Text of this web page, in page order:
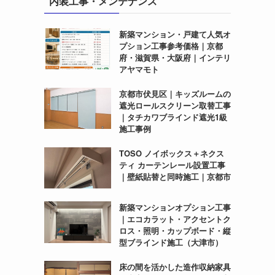
新築マンション・戸建て人気オ
プション工事参考価格｜京都
府・滋賀県・大阪府｜インテリ
アヤマモト
京都市伏見区｜キッズルームの
遮光ロールスクリーン取替工事
｜タチカワブラインド遮光1級
施工事例
TOSO ノイボックス＋ネクス
ティ カーテンレール設置工事
｜壁紙貼替と同時施工｜京都市
新築マンションオプション工事
｜エコカラット・アクセントク
ロス・照明・カップボード・縦
型ブラインド施工（大津市）
床の間を活かした造作収納家具